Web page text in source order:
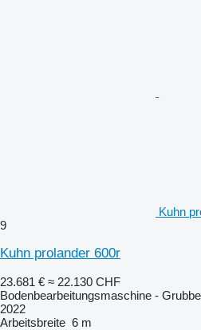
Kuhn
9
Kuhn prolander 600r
23.681 € ≈ 22.130 CHF
Bodenbearbeitungsmaschine -
2022
Arbeitsbreite 6 m